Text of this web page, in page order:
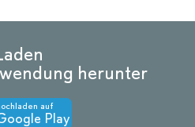
herunter
auf
Play